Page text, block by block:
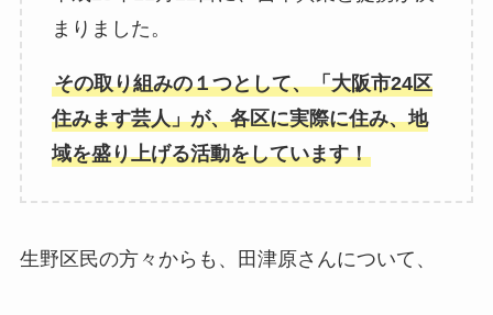
まりました。
その取り組みの１つとして、「大阪市24区
住みます芸人」が、各区に実際に住み、地
域を盛り上げる活動をしています！
生野区民の方々からも、田津原さんについて、